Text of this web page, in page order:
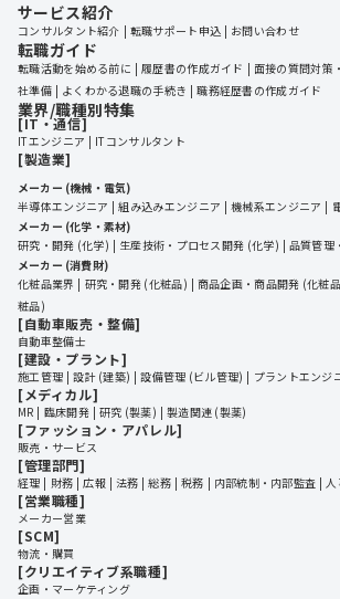
サービス紹介
コンサルタント紹介 転職サポート申込 お問い合わせ
転職ガイド
転職活動を始める前に 履歴書の作成ガイド 面接の質問対策
社準備
よくわかる退職の手続き 職務経歴書の作成ガイド
業界/職種別特集
[IT・通信]
ITエンジニア ITコンサルタント
[製造業]
メーカー (機械・電気)
半導体エンジニア
組み込みエンジニア 機械系エンジニア
メーカー (化学・素材)
研究・開発 (化学)
生産技術・プロセス開発 (化学)
品質管理
メーカー (消費財)
化粧品業界
研究・開発 (化粧品) 商品企画・商品開発 (化粧
粧品)
[自動車販売・整備]
自動車整備士
[建設・プラント]
施工管理 設計 (建築) 設備管理 (ビル管理) プラントエンジ
[メディカル]
MR 臨床開発 研究 (製薬) 製造関連 (製薬)
[ファッション・アパレル]
販売・サービス
[管理部門]
経理 財務 広報 法務 総務 税務 内部統制・内部監査 人
[営業職種]
メーカー営業
[SCM]
物流・購買
[クリエイティブ系職種]
企画・マーケティング